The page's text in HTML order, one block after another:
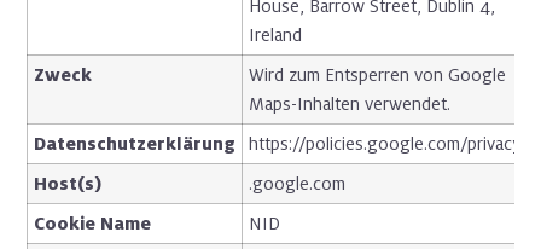
House, Barrow Street, Dublin 4,
Ireland
Zweck
Wird zum Entsperren von Google
Maps-Inhalten verwendet.
Datenschutzerklärung https://policies.google.com/privacy
Host(s) .google.com
Cookie Name NID